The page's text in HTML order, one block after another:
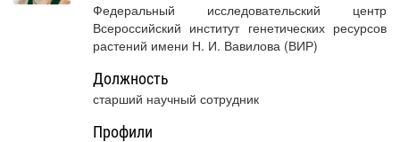
Федеральный исследовательский центр
Всероссийский институт генетических ресурсов
растений имени Н. И. Вавилова (ВИР)
Должность
старший научный сотрудник
Профили